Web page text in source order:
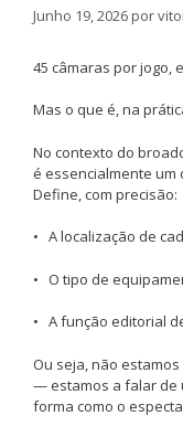
Junho 19, 2026por
45 câmaras por jogo,
Mas o que é, na
No contexto do
é essencialmente
Define, com precisão:
• A localização de
• O tipo de
• A função editorial
Ou seja, não
— estamos a falar de
forma como o